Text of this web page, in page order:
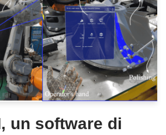
un software di